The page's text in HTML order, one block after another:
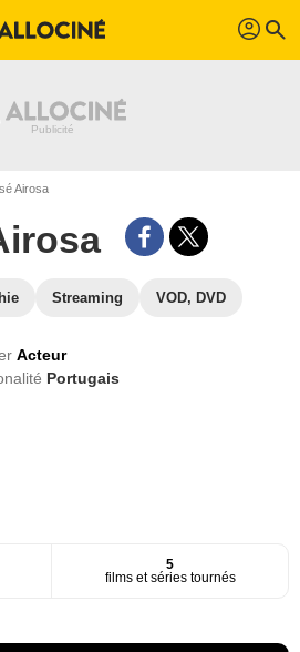
profil search
Airosa
Streaming VOD, DVD
Acteur
Portugais
5
films et séries tournés